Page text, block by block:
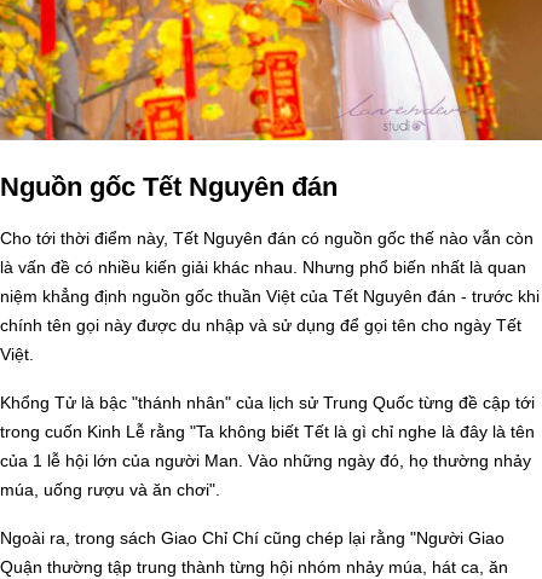
Nguồn gốc Tết Nguyên đán
Cho tới thời điểm này, Tết Nguyên đán có nguồn gốc thế nào vẫn còn
là vấn đề có nhiều kiến giải khác nhau. Nhưng phổ biến nhất là quan
niệm khẳng định nguồn gốc thuần Việt của Tết Nguyên đán - trước khi
chính tên gọi này được du nhập và sử dụng để gọi tên cho ngày Tết
Việt.
Khổng Tử là bậc "thánh nhân" của lịch sử Trung Quốc từng đề cập tới
trong cuốn Kinh Lễ rằng "Ta không biết Tết là gì chỉ nghe là đây là tên
của 1 lễ hội lớn của người Man. Vào những ngày đó, họ thường nhảy
múa, uống rượu và ăn chơi".
Ngoài ra, trong sách Giao Chỉ Chí cũng chép lại rằng "Người Giao
Quận thường tập trung thành từng hội nhóm nhảy múa, hát ca, ăn